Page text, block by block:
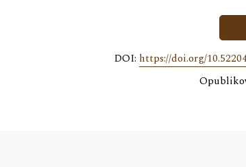
DOI: https://doi.org/